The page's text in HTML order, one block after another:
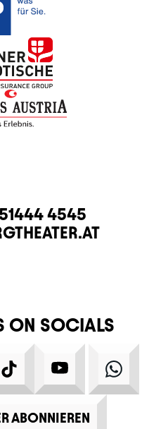
4545
ON SOCIALS
TIKTOK YOUTUBE
ABONNIEREN